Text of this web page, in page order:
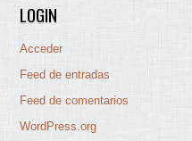
LOGIN
Acceder
Feed de entradas
Feed de comentarios
WordPress.org